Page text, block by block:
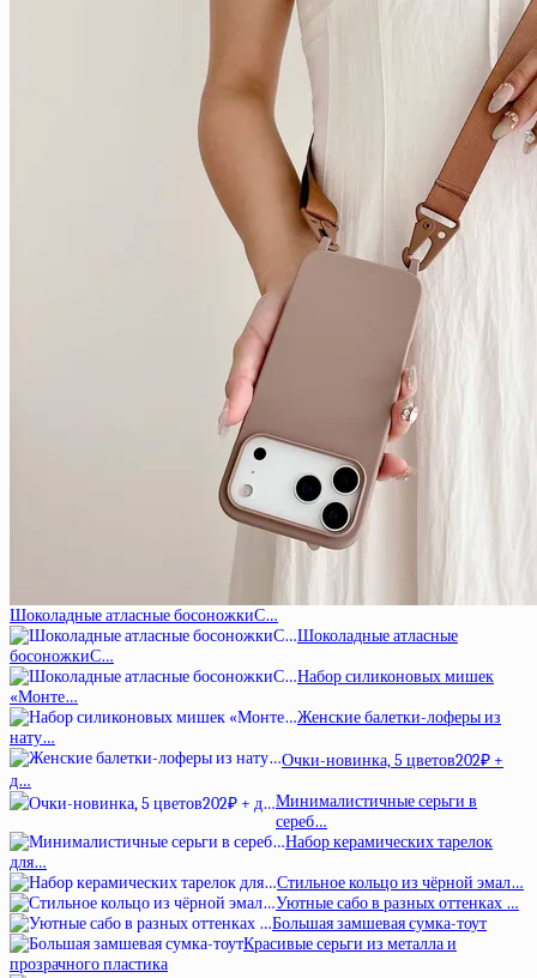
Шоколадные атласные босоножкиС…
Шоколадные атласные
босоножкиС…
Набор силиконовых мишек
«Монте…
Женские балетки-лоферы из
нату…
Очки-новинка, 5 цветов202₽ +
д…
Минималистичные серьги в
сереб…
Набор керамических тарелок
для…
Стильное кольцо из чёрной эмал…
Уютные сабо в разных оттенках …
Большая замшевая сумка-тоут
Красивые серьги из металла и
прозрачного пластика